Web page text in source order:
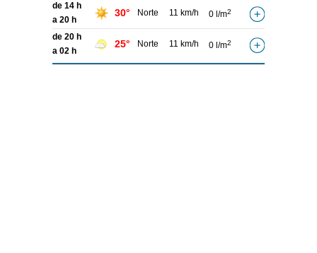
de 14 h
a 20 h
30° Norte 11 km/h 0 l/m2
de 20 h
a 02 h
25° Norte 11 km/h 0 l/m2